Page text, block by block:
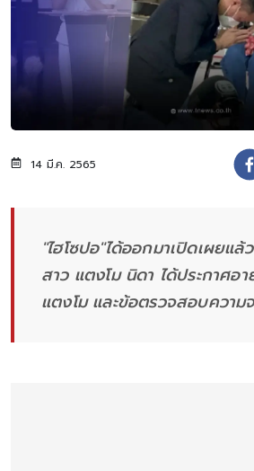
14 มี.ค. 2565
"ไฮโซปอ"ได้ออกมาเปิดเผยแล้
สาว แตงโม นิดา ได้ประกาศอ
แตงโม และข้อตรวจสอบความ